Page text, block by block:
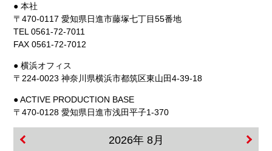
● 本社
〒470-0117 愛知県日進市藤塚七丁目55番地
TEL 0561-72-7011
FAX 0561-72-7012
● 横浜オフィス
〒224-0023 神奈川県横浜市都筑区東山田4-39-18
● ACTIVE PRODUCTION BASE
〒470-0128 愛知県日進市浅田平子1-370
2026年 8月